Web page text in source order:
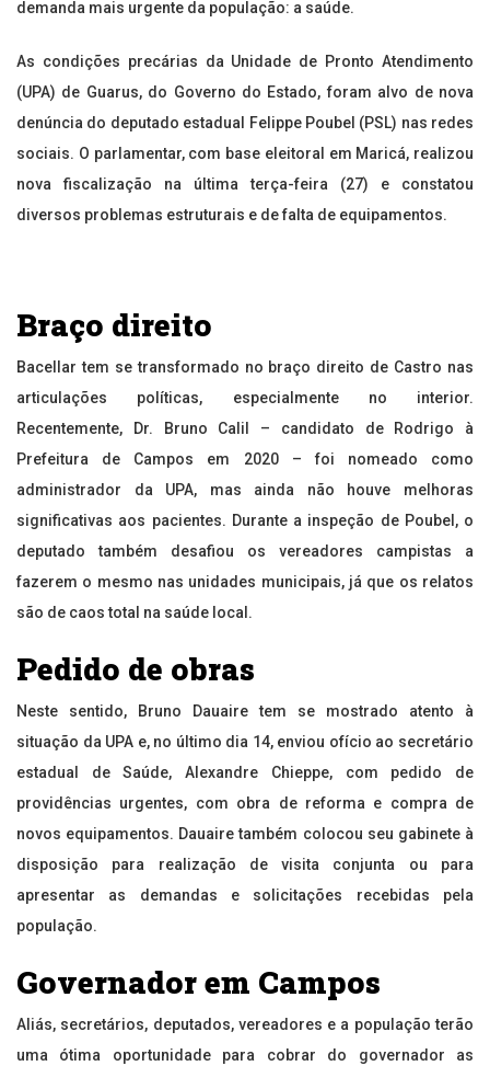
demanda mais urgente da população: a saúde.
As condições precárias da Unidade de Pronto Atendimento
(UPA) de Guarus, do Governo do Estado, foram alvo de nova
denúncia do deputado estadual Felippe Poubel (PSL) nas redes
sociais. O parlamentar, com base eleitoral em Maricá, realizou
nova fiscalização na última terça-feira (27) e constatou
diversos problemas estruturais e de falta de equipamentos.
Braço direito
Bacellar tem se transformado no braço direito de Castro nas
articulações políticas, especialmente no interior.
Recentemente, Dr. Bruno Calil – candidato de Rodrigo à
Prefeitura de Campos em 2020 – foi nomeado como
administrador da UPA, mas ainda não houve melhoras
significativas aos pacientes. Durante a inspeção de Poubel, o
deputado também desafiou os vereadores campistas a
fazerem o mesmo nas unidades municipais, já que os relatos
são de caos total na saúde local.
Pedido de obras
Neste sentido, Bruno Dauaire tem se mostrado atento à
situação da UPA e, no último dia 14, enviou ofício ao secretário
estadual de Saúde, Alexandre Chieppe, com pedido de
providências urgentes, com obra de reforma e compra de
novos equipamentos. Dauaire também colocou seu gabinete à
disposição para realização de visita conjunta ou para
apresentar as demandas e solicitações recebidas pela
população.
Governador em Campos
Aliás, secretários, deputados, vereadores e a população terão
uma ótima oportunidade para cobrar do governador as